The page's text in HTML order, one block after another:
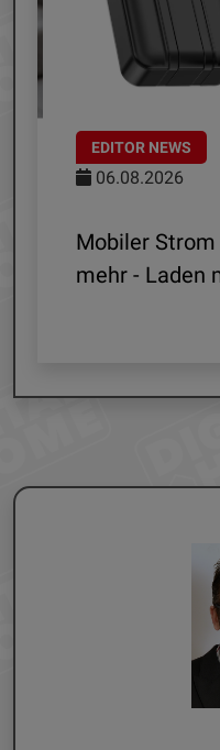
EDITOR NEWS
06.08.2026
Mobiler
mehr - Laden